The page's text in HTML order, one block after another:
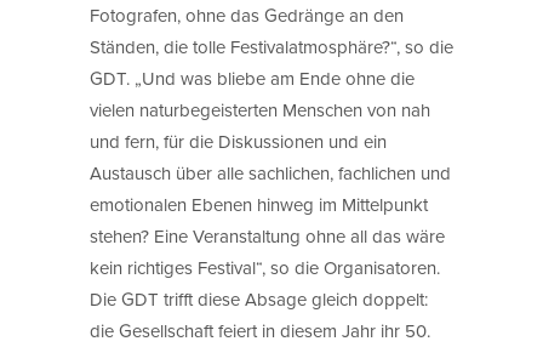
Fotografen, ohne das Gedränge an den
Ständen, die tolle Festivalatmosphäre?“, so die
GDT. „Und was bliebe am Ende ohne die
vielen naturbegeisterten Menschen von nah
und fern, für die Diskussionen und ein
Austausch über alle sachlichen, fachlichen und
emotionalen Ebenen hinweg im Mittelpunkt
stehen? Eine Veranstaltung ohne all das wäre
kein richtiges Festival“, so die Organisatoren.
Die GDT trifft diese Absage gleich doppelt:
die Gesellschaft feiert in diesem Jahr ihr 50.